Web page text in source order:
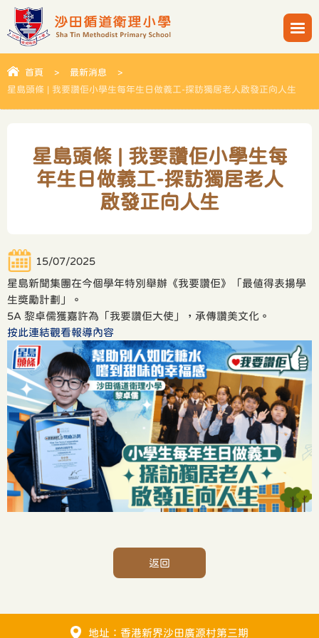
首頁 > 最新消息
>
星島頭條 | 我要讚佢小學生每年生日做義工-探訪獨居老人啟發正向人生
星島頭條 | 我要讚佢小學生每
年生日做義工-探訪獨居老人
啟發正向人生
15/07/2025
星島新聞集團在今個學年特別舉辦《我要讚佢》「最值得表揚學
生獎勵計劃」。
5A 黎卓儒獲嘉許為「我要讚佢大使」，承傳讚美文化。
按此連結觀看報導內容
返回
地址：香港新界沙田廣源村第三期